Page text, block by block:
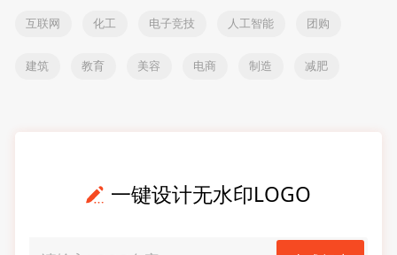
互联网 化工 电子竞技 人工智能 团购
建筑 教育 美容 电商 制造 减肥
一键设计无水印LOGO